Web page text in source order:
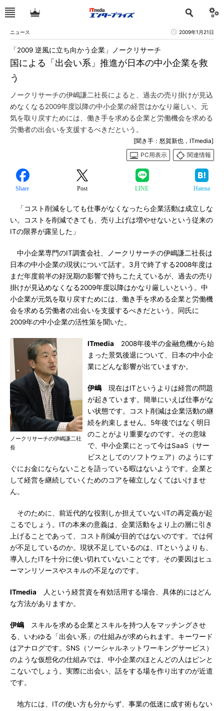
ニュース 2009年1月21日
国による「出会い系」推進が日本の中小企業を救
う
「2009 逆風に立ち向かう企業」ノークリサーチ
ノークリサーチの伊嶋謙二社長によると、過去の売り掛けが見込
めなくなる2009年度以降の中小企業の経営はかなり厳しい。元
気を取り戻すためには、働き手を求める企業と労働機会を求める
労働者の出会いを支援するべきだという。
[聞き手：怒賀新也，ITmedia]
PC用表示
関連情報
Share Post LINE Hatena
「コスト削減をしても仕事がなくなったら企業活動は成立しな
い。コストを削減できても、売り上げは増やせないという従来の
ITの限界が露呈した」
中小企業専門のIT調査会社、ノークリサーチの伊嶋謙二社長は
日本の中小企業の現状について話す。3月で終了する2008年度は
まだ年度前半の好況期の影響で持ちこたえているが、過去の売り
掛けが見込めなくなる2009年度以降はかなり厳しいという。中
小企業が元気を取り戻すためには、働き手を求める企業と労働機
会を求める労働者の出会いを支援するべきだという。同氏に
2009年の中小企業の活性策を聞いた。
ノークリサーチの伊嶋謙二社
長
ITmedia 2008年後半の金融危機から始
まった景気後退について、日本の中小企
業にどんな影響が出ていますか。
伊嶋 現在はITというよりは経営の問題
が起きています。簡単にいえば仕事がな
い状態です。コスト削減は企業活動の継
続を約束しません。5年後ではなく明日
のことがより重要なのです。その意味
で、中小企業にとって今はSaaS（サー
ビスとしてのソフトウェア）のようにす
ぐにお金にならないことを語っている暇はないようです。企業と
して経営を継続していくためのコアを確立しなくてはいけませ
ん。
そのために、前近代的な役割しか担えていないITの再定義が起
こるでしょう。ITの本来の意義は、企業活動をより上の層に引き
上げることであって、コスト削減が目的ではないのです。では何
が不足しているのか。現状不足しているのは、ITというよりも、
導入したITを十分に使い切れていないことです。その要因はヒュ
ーマンリソースやスキルの不足なのです。
ITmedia 人という経営資を有効活用する場合、具体的にはどん
な方法がありますか。
伊嶋 スキルを求める企業とスキルを持つ人をマッチングさせ
る、いわゆる「出会い系」の仕組みが求められます。キーワード
はアナログです。SNS（ソーシャルネットワーキングサービス）
のような仮想化の仕組みでは、中小企業のほとんどの人はピンと
こないでしょう。実際に出会い、話をする場を作り出すのが近道
です。
地方には、ITの使い方も分からず、事業の低迷に成す術もない